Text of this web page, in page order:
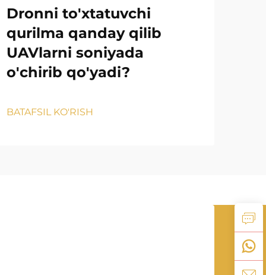
Dronni to'xtatuvchi
qurilma qanday qilib
UAVlarni soniyada
o'chirib qo'yadi?
BATAFSIL KO'RISH